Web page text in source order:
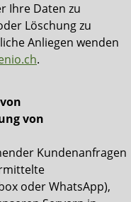
Ihre Daten zu
Löschung zu
Anliegen wenden
.
von
Kundenanfragen
oder WhatsApp),